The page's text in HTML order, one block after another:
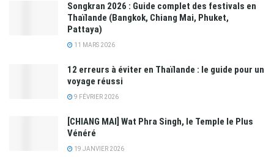
Songkran 2026 : Guide complet des festivals en
Thaïlande (Bangkok, Chiang Mai, Phuket,
Pattaya)
11 MARS 2026
12 erreurs à éviter en Thaïlande : le guide pour un
voyage réussi
9 FÉVRIER 2026
[CHIANG MAI] Wat Phra Singh, le Temple le Plus
Vénéré
19 JANVIER 2026